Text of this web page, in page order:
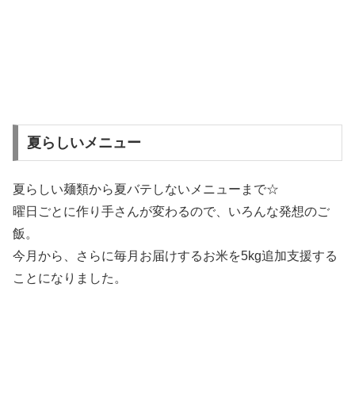
夏らしいメニュー
夏らしい麺類から夏バテしないメニューまで☆
曜日ごとに作り手さんが変わるので、いろんな発想のご
飯。
今月から、さらに毎月お届けするお米を5kg追加支援する
ことになりました。